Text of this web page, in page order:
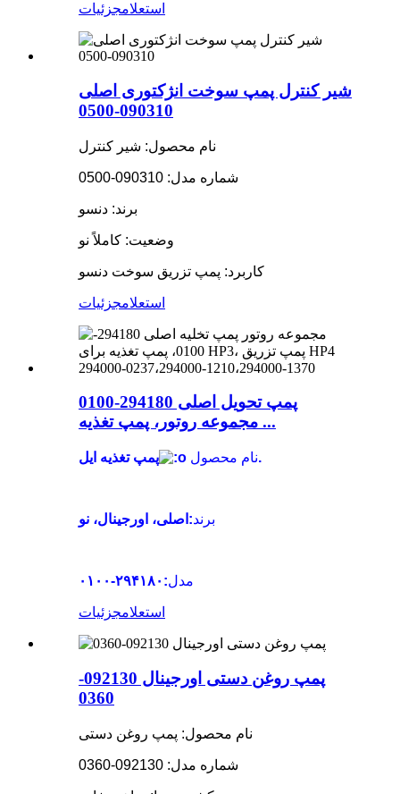
استعلامجزئیات
شیر کنترل پمپ سوخت انژکتوری اصلی
090310-0500
نام محصول: شیر کنترل
شماره مدل: 090310-0500
برند: دنسو
وضعیت: کاملاً نو
کاربرد: پمپ تزریق سوخت دنسو
استعلامجزئیات
پمپ تحویل اصلی 294180-0100
مجموعه روتور، پمپ تغذیه ...
نام محصولپمپ تغذیه ایل.
برند:اصلی، اورجینال، نو
مدل:۲۹۴۱۸۰-۰۱۰۰
استعلامجزئیات
پمپ روغن دستی اورجینال 092130-
0360
نام محصول: پمپ روغن دستی
شماره مدل: 092130-0360